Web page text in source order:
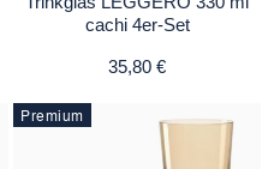
cachi 4er-Set
35,80 €
Premium